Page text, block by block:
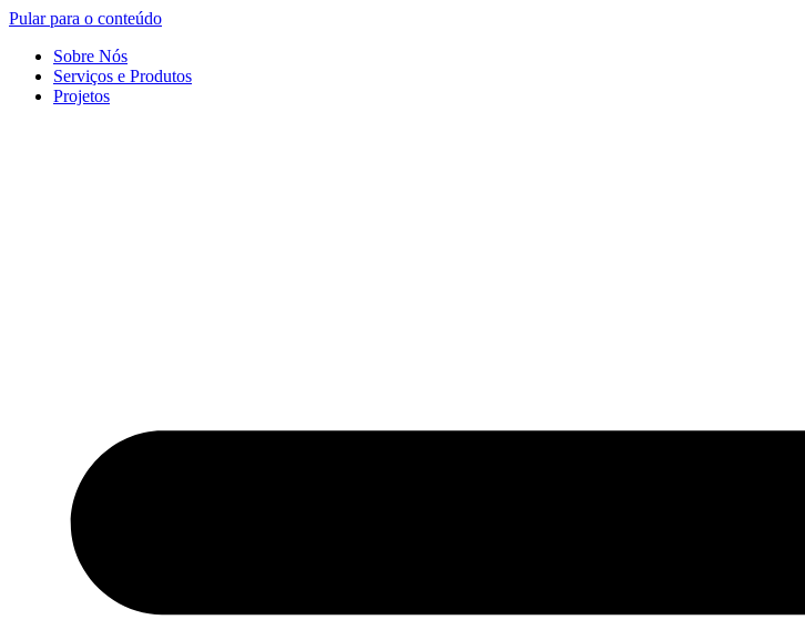
Pular para o conteúdo
Sobre Nós
Serviços e Produtos
Projetos